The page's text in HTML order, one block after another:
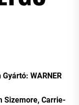
WARNER
Sizemore, Carrie-